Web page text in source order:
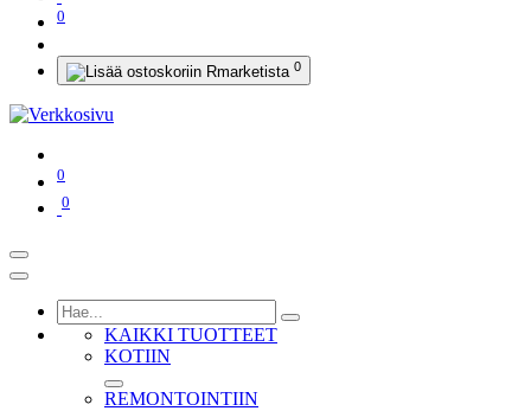
0
0
0
0
KAIKKI TUOTTEET
KOTIIN
REMONTOINTIIN